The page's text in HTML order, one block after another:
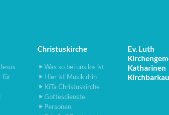
für
Christuskirche
Was so bei uns los ist
Hier ist Musik drin
KiTa Christuskirche
Gottesdienste
Personen
Ev. Luth
Katharinen
Kirchbarkau